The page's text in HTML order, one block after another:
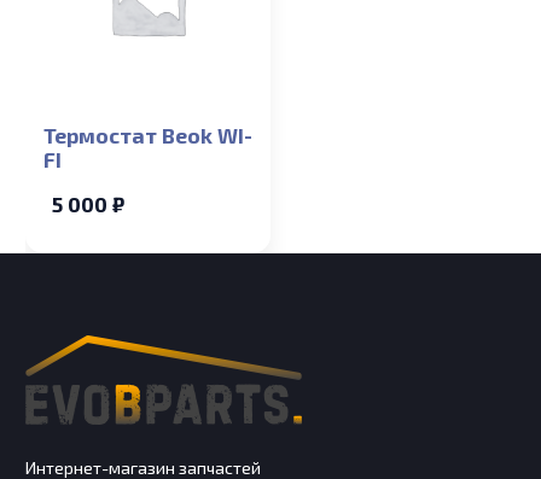
Термостат Beok WI-
FI
5 000 ₽
Интернет-магазин запчастей